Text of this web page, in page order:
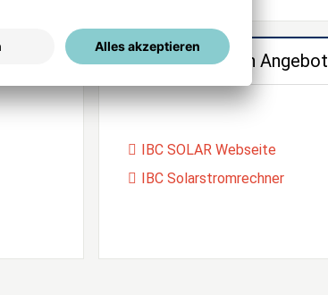
Unsere weiteren
IBC SOLAR Webseite
IBC Solarstromrechner